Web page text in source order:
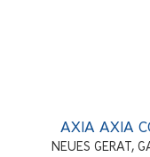
AXIA AXIA
NEUES GERAT,